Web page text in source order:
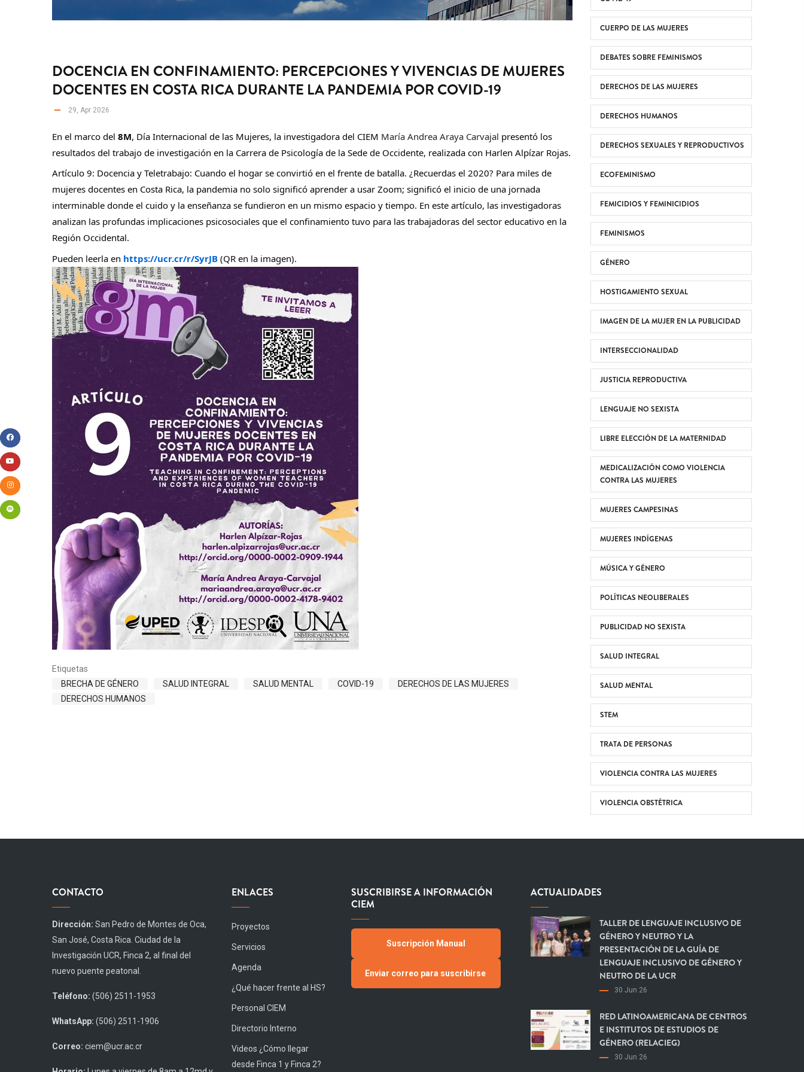
DOCENCIA EN CONFINAMIENTO: PERCEPCIONES Y VIVENCIAS DE MUJERES
DOCENTES EN COSTA RICA DURANTE LA PANDEMIA POR COVID-19
29, Apr 2026
En el marco del 8M, Día Internacional de las Mujeres, la investigadora del CIEM María Andrea Araya Carvajal presentó los
resultados del trabajo de investigación en la Carrera de Psicología de la Sede de Occidente, realizada con Harlen Alpízar Rojas.
Artículo 9: Docencia y Teletrabajo: Cuando el hogar se convirtió en el frente de batalla. ¿Recuerdas el 2020? Para miles de
mujeres docentes en Costa Rica, la pandemia no solo significó aprender a usar Zoom; significó el inicio de una jornada
interminable donde el cuido y la enseñanza se fundieron en un mismo espacio y tiempo. En este artículo, las investigadoras
analizan las profundas implicaciones psicosociales que el confinamiento tuvo para las trabajadoras del sector educativo en la
Región Occidental.
Pueden leerla en https://ucr.cr/r/SyrJB (QR en la imagen).
Etiquetas
BRECHA DE GÉNERO
SALUD INTEGRAL SALUD MENTAL COVID-19
DERECHOS DE LAS MUJERES
DERECHOS HUMANOS
CUERPO DE LAS MUJERES
DEBATES SOBRE FEMINISMOS
DERECHOS DE LAS MUJERES
DERECHOS HUMANOS
DERECHOS SEXUALES Y REPRODUCTIVOS
ECOFEMINISMO
FEMICIDIOS Y FEMINICIDIOS
FEMINISMOS
GÉNERO
HOSTIGAMIENTO SEXUAL
IMAGEN DE LA MUJER EN LA PUBLICIDAD
INTERSECCIONALIDAD
JUSTICIA REPRODUCTIVA
LENGUAJE NO SEXISTA
LIBRE ELECCIÓN DE LA MATERNIDAD
MEDICALIZACIÓN COMO VIOLENCIA
CONTRA LAS MUJERES
MUJERES CAMPESINAS
MUJERES INDÍGENAS
MÚSICA Y GÉNERO
POLÍTICAS NEOLIBERALES
PUBLICIDAD NO SEXISTA
SALUD INTEGRAL
SALUD MENTAL
STEM
TRATA DE PERSONAS
VIOLENCIA CONTRA LAS MUJERES
VIOLENCIA OBSTÉTRICA
CONTACTO
Dirección: San Pedro de Montes de Oca,
San José, Costa Rica. Ciudad de la
Investigación UCR, Finca 2, al final del
nuevo puente peatonal.
Teléfono: (506) 2511-1953
WhatsApp: (506) 2511-1906
Correo: ciem@ucr.ac.cr
ENLACES
Proyectos
Servicios
Agenda
¿Qué hacer frente al HS?
Personal CIEM
Directorio Interno
Videos ¿Cómo llegar
desde Finca 1 y Finca 2?
SUSCRIBIRSE A INFORMACIÓN
CIEM
Suscripción Manual
Enviar correo para suscribirse
ACTUALIDADES
TALLER DE LENGUAJE INCLUSIVO DE
GÉNERO Y NEUTRO Y LA
PRESENTACIÓN DE LA GUÍA DE
LENGUAJE INCLUSIVO DE GÉNERO Y
NEUTRO DE LA UCR
30 Jun 26
RED LATINOAMERICANA DE CENTROS
E INSTITUTOS DE ESTUDIOS DE
GÉNERO (RELACIEG)
30 Jun 26